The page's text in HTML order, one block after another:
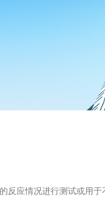
反应情况进行测试或用